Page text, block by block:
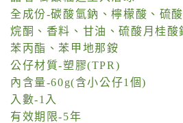
全成份-碳酸氫鈉、檸檬酸、硫
烷酮、香料、甘油、硫酸月桂酸
苯丙酯、苯甲地那銨
公仔材質-塑膠(TPR)
內含量-60g(含小公仔1個)
入數-1入
有效期限-5年